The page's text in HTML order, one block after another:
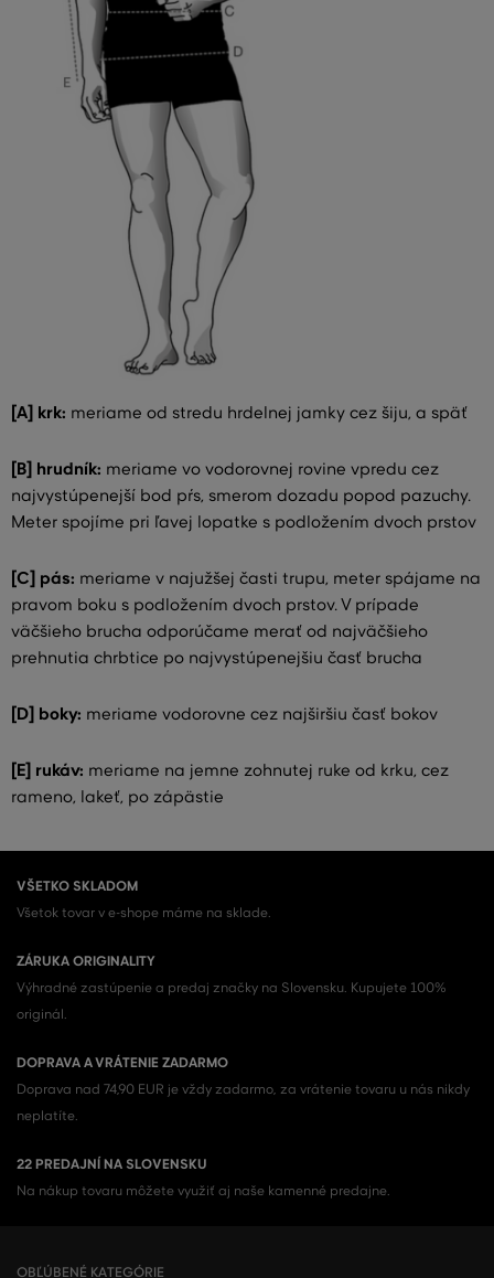
[A] krk: meriame od stredu hrdelnej jamky cez šiju, a späť
[B] hrudník: meriame vo vodorovnej rovine vpredu cez
najvystúpenejší bod pŕs, smerom dozadu popod pazuchy.
Meter spojíme pri ľavej lopatke s podložením dvoch prstov
[C] pás: meriame v najužšej časti trupu, meter spájame na
pravom boku s podložením dvoch prstov. V prípade
väčšieho brucha odporúčame merať od najväčšieho
prehnutia chrbtice po najvystúpenejšiu časť brucha
[D] boky: meriame vodorovne cez najširšiu časť bokov
[E] rukáv: meriame na jemne zohnutej ruke od krku, cez
rameno, lakeť, po zápästie
VŠETKO SKLADOM
Všetok tovar v e-shope máme na sklade.
ZÁRUKA ORIGINALITY
Výhradné zastúpenie a predaj značky na Slovensku. Kupujete 100%
originál.
DOPRAVA A VRÁTENIE ZADARMO
Doprava nad 74,90 EUR je vždy zadarmo, za vrátenie tovaru u nás nikdy
neplatíte.
22 PREDAJNÍ NA SLOVENSKU
Na nákup tovaru môžete využiť aj naše kamenné predajne.
OBĽÚBENÉ KATEGÓRIE